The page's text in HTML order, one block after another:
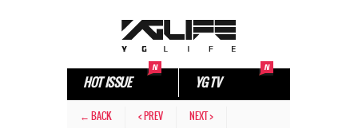
HOT ISSUE YG TV
← BACK < PREV NEXT >